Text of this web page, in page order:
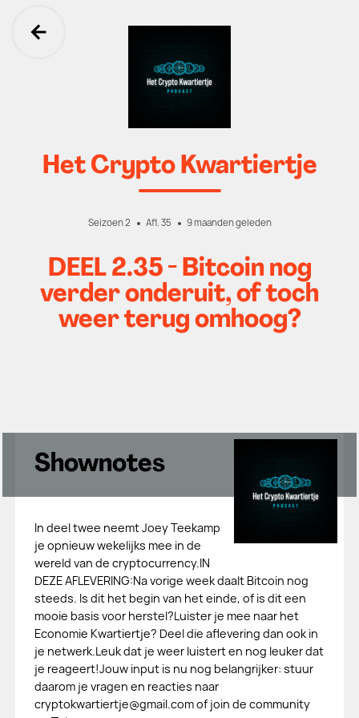
Ga terug
Het Crypto Kwartiertje
Seizoen 2 Afl. 35 9 maanden geleden
DEEL 2.35 - Bitcoin nog
verder onderuit, of toch
weer terug omhoog?
Shownotes
In deel twee neemt Joey Teekamp
je opnieuw wekelijks mee in de
wereld van de cryptocurrency.IN
DEZE AFLEVERING:Na vorige week daalt Bitcoin nog
steeds. Is dit het begin van het einde, of is dit een
mooie basis voor herstel?Luister je mee naar het
Economie Kwartiertje? Deel die aflevering dan ook in
je netwerk.Leuk dat je weer luistert en nog leuker dat
je reageert!Jouw input is nu nog belangrijker: stuur
daarom je vragen en reacties naar
cryptokwartiertje@gmail.com of join de community